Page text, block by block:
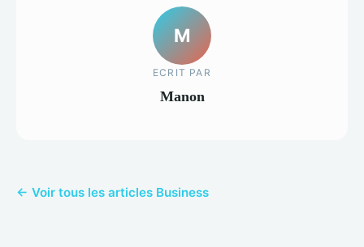
M
ECRIT PAR
Manon
← Voir tous les articles Business